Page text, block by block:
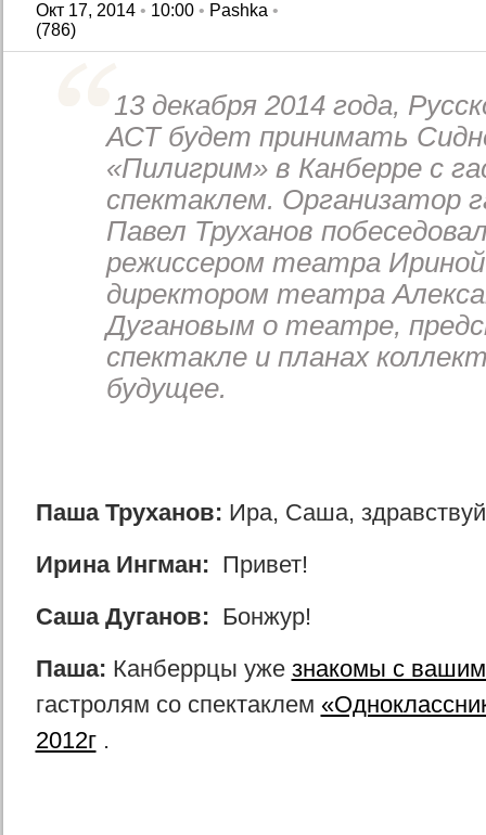
Окт 17, 2014• 10:00• Pashka •
(786)
13 декабря 2014 года,
АСТ будет принимать
«Пилигрим» в Канберре с
спектаклем. Организатор
Павел Труханов
режиссером театра
директором театра
Дугановым о театре,
спектакле и планах
будущее.
Паша Труханов: Ира, Саша,
Ирина Ингман: Привет!
Саша Дуганов: Бонжур!
Паша: Канберрцы уже знакомы с
гастролям со спектаклем
2012г.